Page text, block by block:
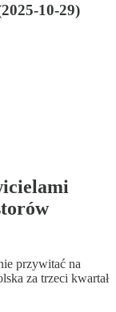
10-29)
przywitać na
za trzeci kwartał